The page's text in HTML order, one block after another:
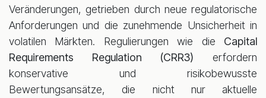
Veränderungen, getrieben durch neue regulatorische
Anforderungen und die zunehmende Unsicherheit in
volatilen Märkten. Regulierungen wie die Capital
Requirements Regulation (CRR3) erfordern
konservative und risikobewusste
Bewertungsansätze, die nicht nur aktuelle